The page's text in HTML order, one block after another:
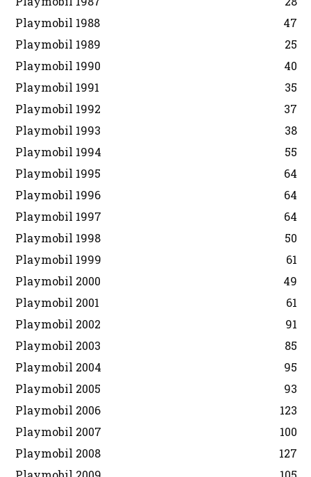
Playmobil 1988
47
Playmobil 1989
25
Playmobil 1990
40
Playmobil 1991
35
Playmobil 1992
37
Playmobil 1993
38
Playmobil 1994
55
Playmobil 1995
64
Playmobil 1996
64
Playmobil 1997
64
Playmobil 1998
50
Playmobil 1999
61
Playmobil 2000
49
Playmobil 2001
61
Playmobil 2002
91
Playmobil 2003
85
Playmobil 2004
95
Playmobil 2005
93
Playmobil 2006
123
Playmobil 2007
100
Playmobil 2008
127